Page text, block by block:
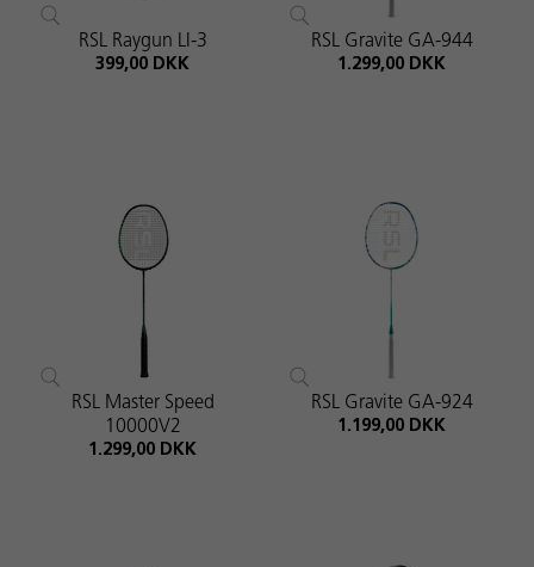
RSL Raygun LI-3
399,00 DKK
RSL Gravite GA-944
1.299,00 DKK
RSL Master Speed
10000V2
1.299,00 DKK
RSL Gravite GA-924
1.199,00 DKK